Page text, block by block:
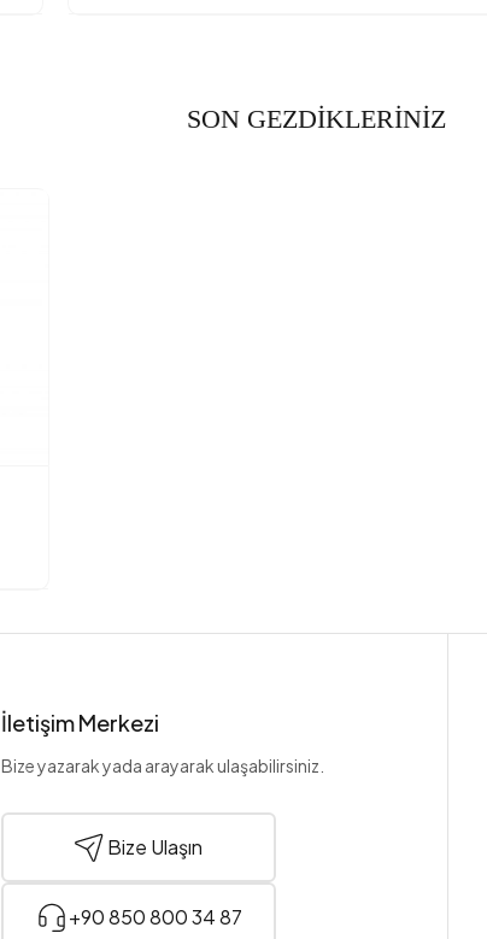
SON GEZDİKLERİNİZ
İletişim Merkezi
Bize yazarak yada arayarak ulaşabilirsiniz.
Bize Ulaşın
+90 850 800 34 87